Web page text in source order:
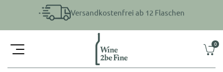
4,9BASIEREND AUF
Versandkostenfrei ab 12 Flaschen
0
Artikel
Deine